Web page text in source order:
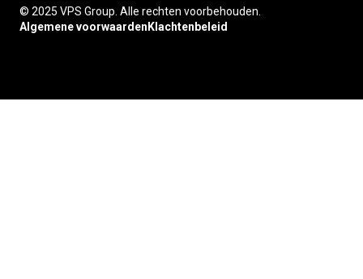
© 2025 VPS Group. Alle rechten voorbehouden.
Algemene voorwaarden Klachtenbeleid